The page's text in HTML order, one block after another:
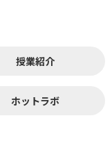
授業紹介
ホットラボ